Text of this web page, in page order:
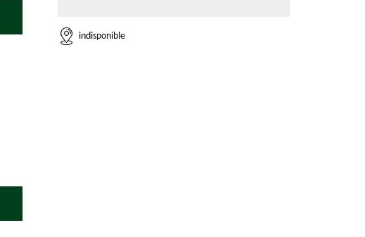
indisponible